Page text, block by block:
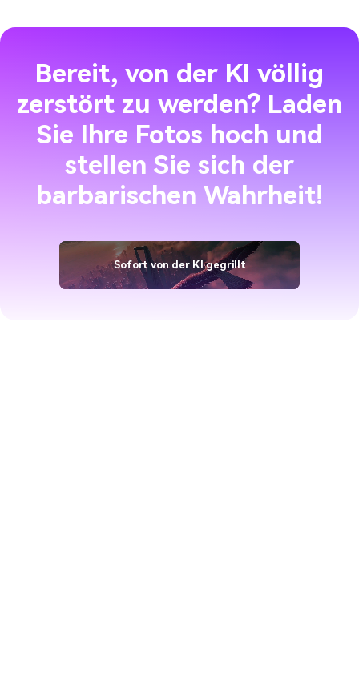
Bereit, von der KI völlig
zerstört zu werden? Laden
Sie Ihre Fotos hoch und
stellen Sie sich der
barbarischen Wahrheit!
Sofort von der KI gegrillt